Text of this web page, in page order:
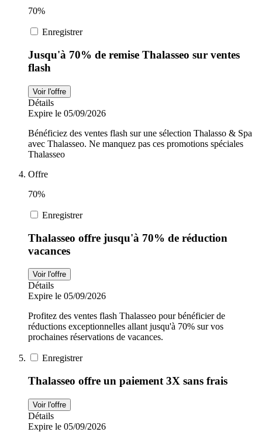
70%
Enregistrer
Jusqu'à 70% de remise Thalasseo sur ventes
flash
Voir l'offre
Détails
Expire le 05/09/2026
Bénéficiez des ventes flash sur une sélection Thalasso & Spa
avec Thalasseo. Ne manquez pas ces promotions spéciales
Thalasseo
Offre
70%
Enregistrer
Thalasseo offre jusqu'à 70% de réduction
vacances
Voir l'offre
Détails
Expire le 05/09/2026
Profitez des ventes flash Thalasseo pour bénéficier de
réductions exceptionnelles allant jusqu'à 70% sur vos
prochaines réservations de vacances.
Enregistrer
Thalasseo offre un paiement 3X sans frais
Voir l'offre
Détails
Expire le 05/09/2026